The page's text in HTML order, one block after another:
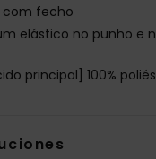
com fecho
elástico no punho e
principal] 100%